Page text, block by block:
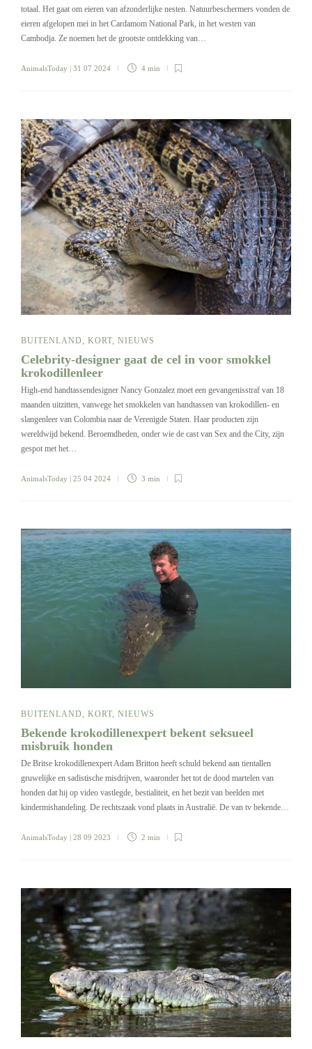
totaal. Het gaat om eieren van afzonderlijke nesten. Natuurbeschermers vonden de
eieren afgelopen mei in het Cardamom National Park, in het westen van
Cambodja. Ze noemen het de grootste ontdekking van…
AnimalsToday | 31 07 2024 4 min
BUITENLAND KORT NIEUWS
Celebrity-designer gaat de cel in voor smokkel
krokodillenleer
High-end handtassendesigner Nancy Gonzalez moet een gevangenisstraf van 18
maanden uitzitten, vanwege het smokkelen van handtassen van krokodillen- en
slangenleer van Colombia naar de Verenigde Staten. Haar producten zijn
wereldwijd bekend. Beroemdheden, onder wie de cast van Sex and the City, zijn
gespot met het…
AnimalsToday | 25 04 2024 3 min
BUITENLAND, KORT, NIEUWS
Bekende krokodillenexpert bekent seksueel
misbruik honden
De Britse krokodillenexpert Adam Britton heeft schuld bekend aan tientallen
gruwelijke en sadistische misdrijven, waaronder het tot de dood martelen van
honden dat hij op video vastlegde, bestialiteit, en het bezit van beelden met
kindermishandeling. De rechtszaak vond plaats in Australië. De van tv bekende…
AnimalsToday | 28 09 2023 2 min